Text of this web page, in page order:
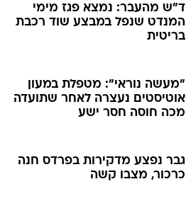
ד"ש מהעבר: נמצא פגז מימי
המנדט שנפל במבצע שוד רכבת
בריטית
"מעשה נוראי": מטפלת במעון
אוטיסטים נעצרה לאחר שתועדה
מכה חוסה חסר ישע
גבר נפצע מדקירות בפרדס חנה
כרכור, מצבו קשה